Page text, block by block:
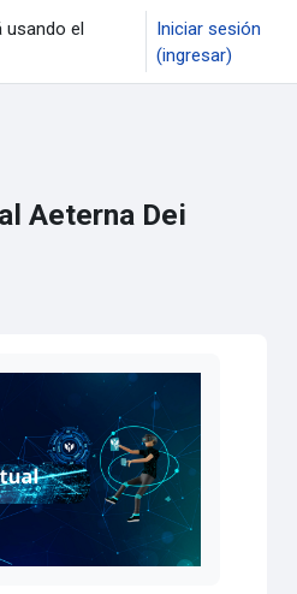
usando el
Iniciar sesión
(ingresar)
Aeterna Dei